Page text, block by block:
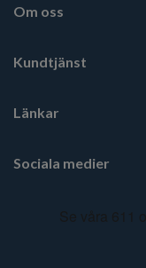
Om oss
Kundtjänst
Länkar
Sociala medier